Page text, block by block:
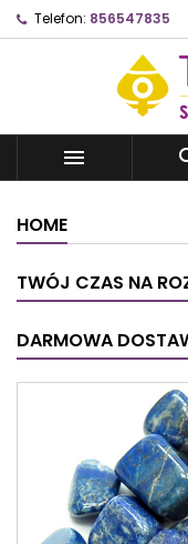
Telefon: 856547835

HOME
TWÓJ CZAS NA
DARMOWA